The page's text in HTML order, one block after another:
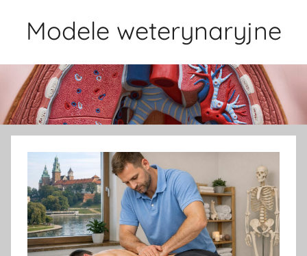
Modele weterynaryjne